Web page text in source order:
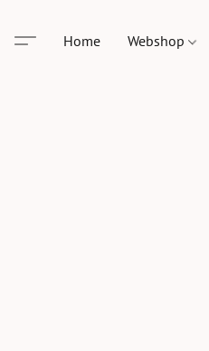
Home Webshop